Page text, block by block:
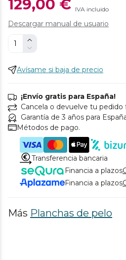
129,00 € IVA incluido
Descargar manual de usuario
Avísame si baja de precio
¡Envío gratis para España!
Cancela o devuelve tu pedido
Garantía de 3 años para
Métodos de pago.
Transferencia bancaria
Financia a plazos
Financia a plazos
Más Planchas de pelo